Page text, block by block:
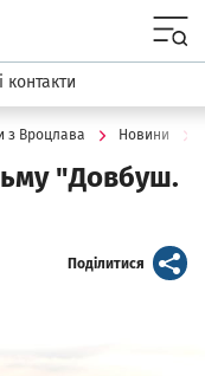
контакти
з Вроцлава Новини
"Довбуш.
Поділитися artykuł